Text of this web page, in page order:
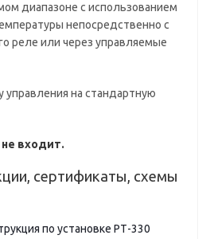
диапазоне с использованием
непосредственно с
реле или через управляемые
на стандартную
входит.
сертификаты, схемы
по установке РТ-330